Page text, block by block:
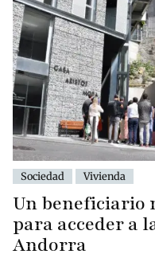
Sociedad Vivienda
Un beneficiario
para acceder a
Andorra